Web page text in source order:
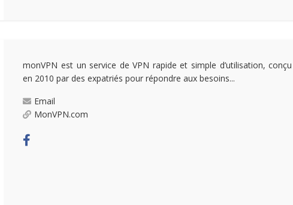
monVPN est un service de VPN rapide et simple d’utilisation, conçu
en 2010 par des expatriés pour répondre aux besoins...
Email
MonVPN.com